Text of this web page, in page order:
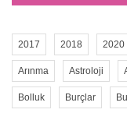
2017 2018 2020
Arınma Astroloji
Bolluk Burçlar